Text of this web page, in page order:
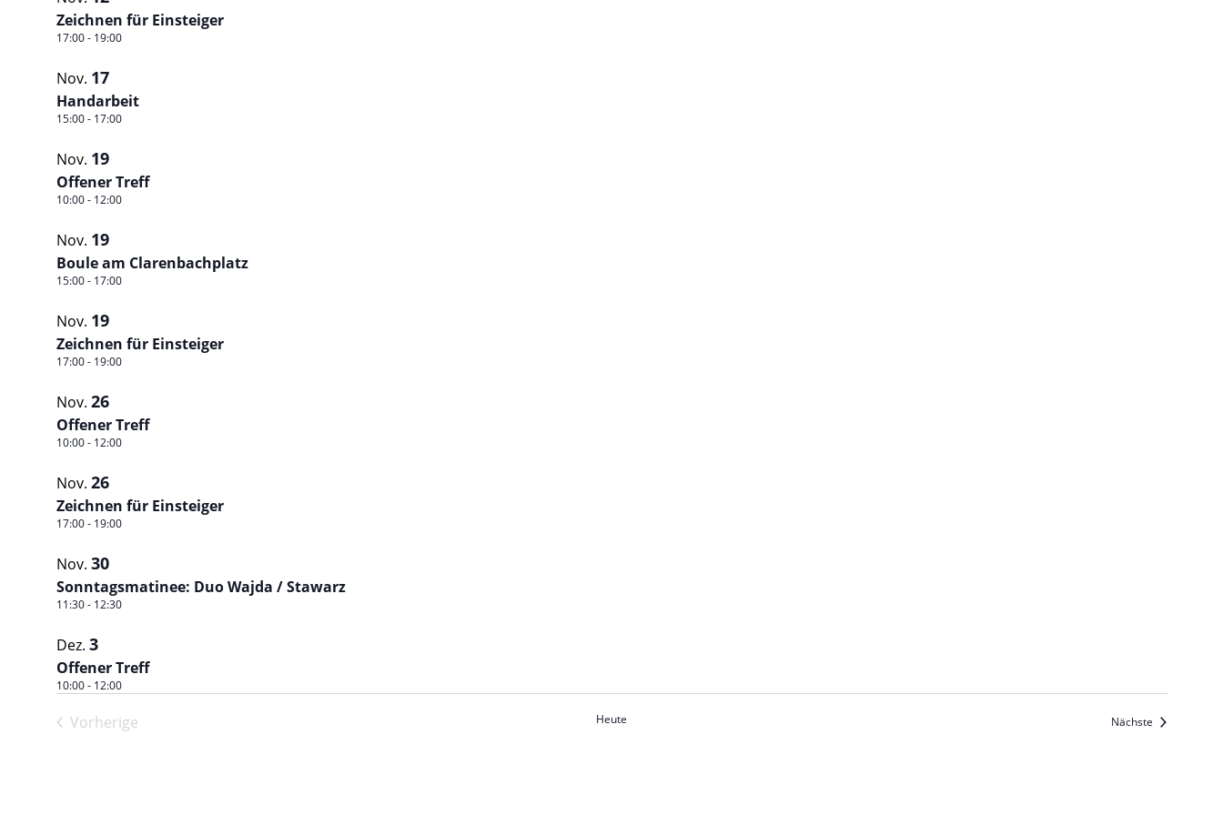
Zeichnen für Einsteiger
17:00- 19:00
Nov. 17
Handarbeit
15:00- 17:00
Nov. 19
Offener Treff
10:00- 12:00
Nov. 19
Boule am Clarenbachplatz
15:00- 17:00
Nov. 19
Zeichnen für Einsteiger
17:00- 19:00
Nov. 26
Offener Treff
10:00- 12:00
Nov. 26
Zeichnen für Einsteiger
17:00- 19:00
Nov. 30
Sonntagsmatinee: Duo Wajda / Stawarz
11:30- 12:30
Dez. 3
Offener Treff
10:00- 12:00
Vorherige
Heute Nächste